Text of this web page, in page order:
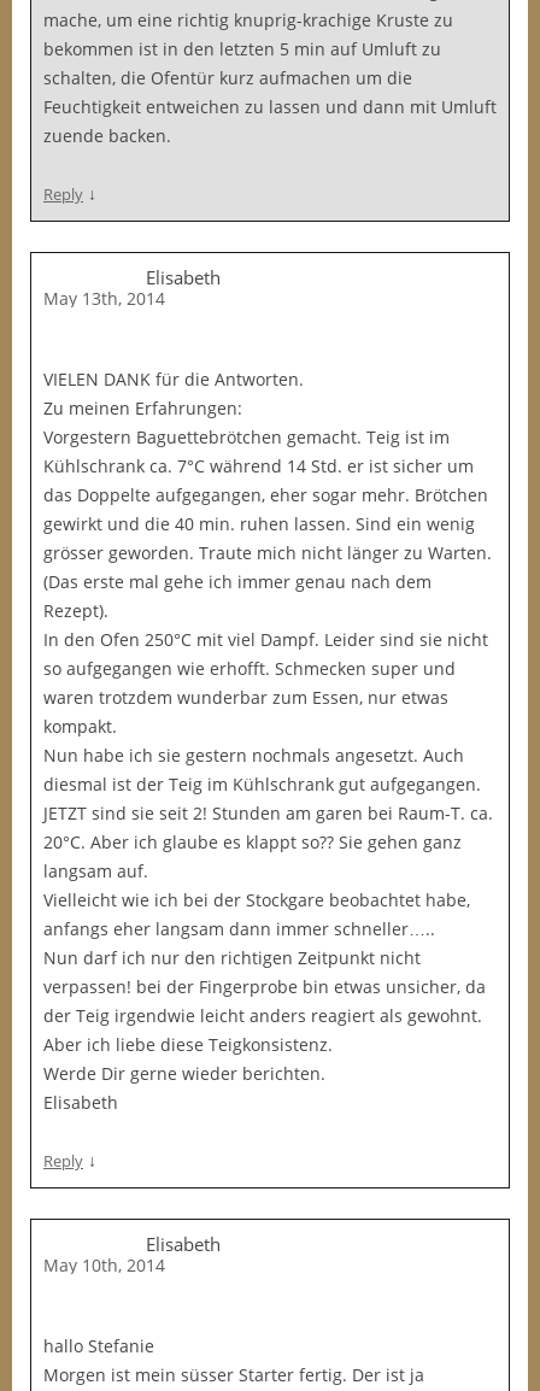
mache, um eine richtig knuprig-krachige Kruste zu
bekommen ist in den letzten 5 min auf Umluft zu
schalten, die Ofentür kurz aufmachen um die
Feuchtigkeit entweichen zu lassen und dann mit Umluft
zuende backen.
Reply ↓
Elisabeth
May 13th, 2014
VIELEN DANK für die Antworten.
Zu meinen Erfahrungen:
Vorgestern Baguettebrötchen gemacht. Teig ist im
Kühlschrank ca. 7°C während 14 Std. er ist sicher um
das Doppelte aufgegangen, eher sogar mehr. Brötchen
gewirkt und die 40 min. ruhen lassen. Sind ein wenig
grösser geworden. Traute mich nicht länger zu Warten.
(Das erste mal gehe ich immer genau nach dem
Rezept).
In den Ofen 250°C mit viel Dampf. Leider sind sie nicht
so aufgegangen wie erhofft. Schmecken super und
waren trotzdem wunderbar zum Essen, nur etwas
kompakt.
Nun habe ich sie gestern nochmals angesetzt. Auch
diesmal ist der Teig im Kühlschrank gut aufgegangen.
JETZT sind sie seit 2! Stunden am garen bei Raum-T. ca.
20°C. Aber ich glaube es klappt so?? Sie gehen ganz
langsam auf.
Vielleicht wie ich bei der Stockgare beobachtet habe,
anfangs eher langsam dann immer schneller…..
Nun darf ich nur den richtigen Zeitpunkt nicht
verpassen! bei der Fingerprobe bin etwas unsicher, da
der Teig irgendwie leicht anders reagiert als gewohnt.
Aber ich liebe diese Teigkonsistenz.
Werde Dir gerne wieder berichten.
Elisabeth
Reply ↓
Elisabeth
May 10th, 2014
hallo Stefanie
Morgen ist mein süsser Starter fertig. Der ist ja